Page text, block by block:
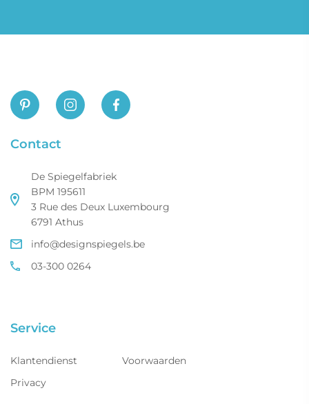
Contact
De Spiegelfabriek
BPM 195611
3 Rue des Deux Luxembourg
6791 Athus
info@designspiegels.be
03-300 0264
Service
Klantendienst
Voorwaarden
Privacy